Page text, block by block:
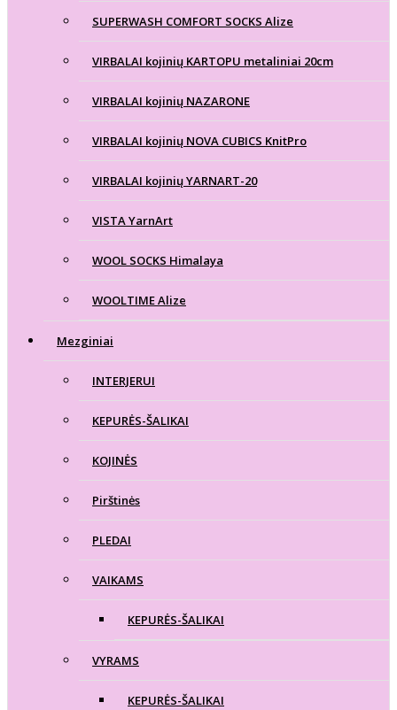
SUPERWASH COMFORT SOCKS Alize
VIRBALAI kojinių KARTOPU metaliniai 20cm
VIRBALAI kojinių NAZARONE
VIRBALAI kojinių NOVA CUBICS KnitPro
VIRBALAI kojinių YARNART-20
VISTA YarnArt
WOOL SOCKS Himalaya
WOOLTIME Alize
Mezginiai
INTERJERUI
KEPURĖS-ŠALIKAI
KOJINĖS
Pirštinės
PLEDAI
VAIKAMS
KEPURĖS-ŠALIKAI
VYRAMS
KEPURĖS-ŠALIKAI